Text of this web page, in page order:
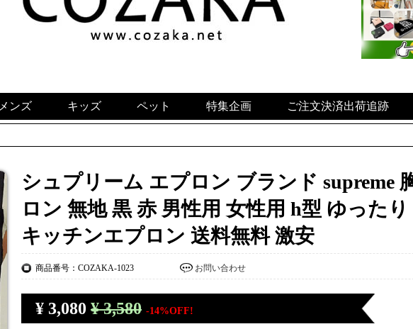
メンズ キッズ ペット 特集企画 ご注文決済出荷追跡
シュプリーム エプロン ブランド supreme
ロン 無地 黒 赤 男性用 女性用 h型 ゆった
キッチンエプロン 送料無料 激安
商品番号：COZAKA-1023 お問い合わせ
¥ 3,080 ¥ 3,580 -14%OFF!